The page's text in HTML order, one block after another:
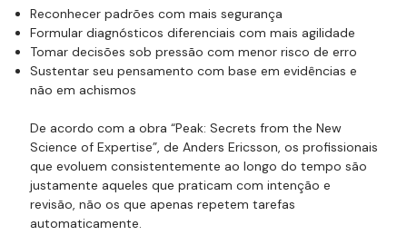
Reconhecer padrões com mais segurança
Formular diagnósticos diferenciais com mais agilidade
Tomar decisões sob pressão com menor risco de erro
Sustentar seu pensamento com base em evidências e
não em achismos
De acordo com a obra “Peak: Secrets from the New
Science of Expertise”, de Anders Ericsson, os profissionais
que evoluem consistentemente ao longo do tempo são
justamente aqueles que praticam com intenção e
revisão, não os que apenas repetem tarefas
automaticamente.